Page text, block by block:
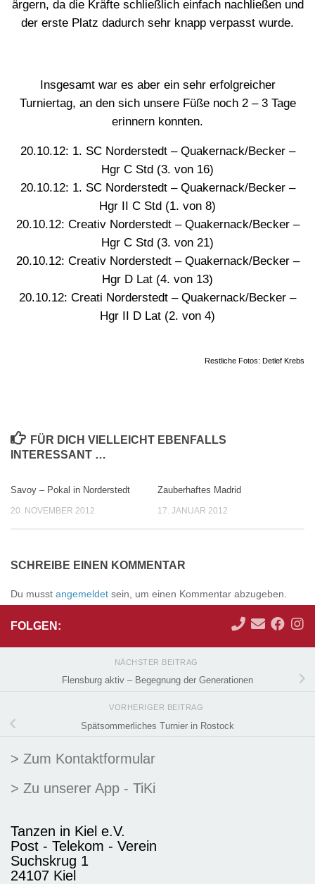
ärgern, da die Kräfte schließlich einfach nachließen und
der erste Platz dadurch sehr knapp verpasst wurde.
Insgesamt war es aber ein sehr erfolgreicher
Turniertag, an den sich unsere Füße noch 2 – 3 Tage
erinnern konnten.
20.10.12: 1. SC Norderstedt – Quakernack/Becker –
Hgr C Std (3. von 16)
20.10.12: 1. SC Norderstedt – Quakernack/Becker –
Hgr II C Std (1. von 8)
20.10.12: Creativ Norderstedt – Quakernack/Becker –
Hgr C Std (3. von 21)
20.10.12: Creativ Norderstedt – Quakernack/Becker –
Hgr D Lat (4. von 13)
20.10.12: Creati Norderstedt – Quakernack/Becker –
Hgr II D Lat (2. von 4)
Restliche Fotos: Detlef Krebs
FÜR DICH VIELLEICHT EBENFALLS
INTERESSANT …
Savoy – Pokal in Norderstedt
20. NOVEMBER 2012
Zauberhaftes Madrid
17. JANUAR 2012
SCHREIBE EINEN KOMMENTAR
Du musst angemeldet sein, um einen Kommentar abzugeben.
FOLGEN:
NÄCHSTER BEITRAG
Flensburg aktiv – Begegnung der Generationen
VORHERIGER BEITRAG
Spätsommerliches Turnier in Rostock
> Zum Kontaktformular
> Zu unserer App - TiKi
Tanzen in Kiel e.V.
Post - Telekom - Verein
Suchskrug 1
24107 Kiel